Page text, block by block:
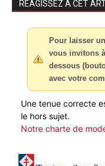
RÉAGISSEZ À CET
Pour laisser
vous invitons
dessous
avec votre
Une tenue correcte
le hors sujet.
Notre charte de